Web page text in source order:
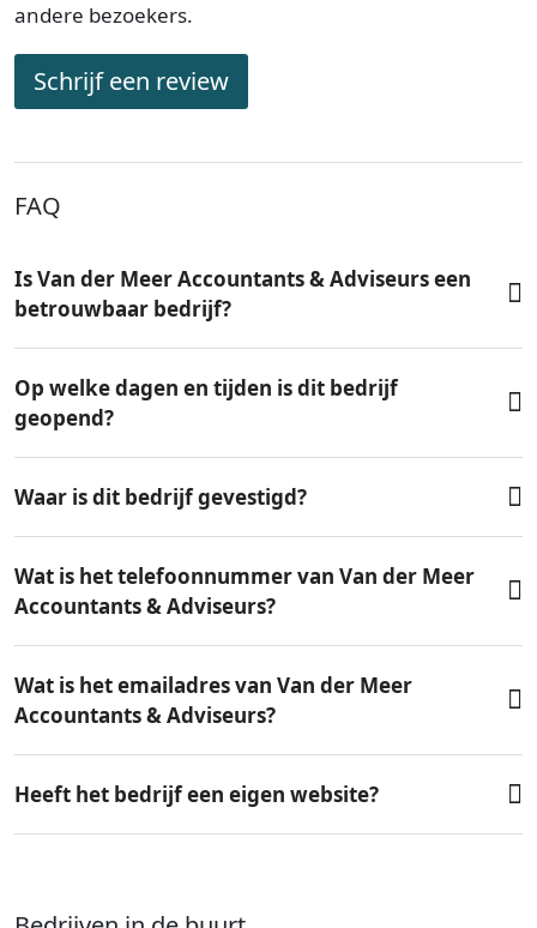
andere bezoekers.
Schrijf een review
FAQ
Is Van der Meer Accountants & Adviseurs een
betrouwbaar bedrijf?
Op welke dagen en tijden is dit bedrijf
geopend?
Waar is dit bedrijf gevestigd?
Wat is het telefoonnummer van Van der Meer
Accountants & Adviseurs?
Wat is het emailadres van Van der Meer
Accountants & Adviseurs?
Heeft het bedrijf een eigen website?